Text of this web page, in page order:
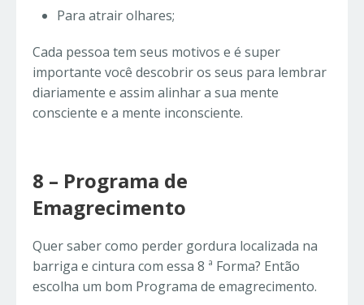
Para atrair olhares;
Cada pessoa tem seus motivos e é super
importante você descobrir os seus para lembrar
diariamente e assim alinhar a sua mente
consciente e a mente inconsciente.
8 – Programa de
Emagrecimento
Quer sabercomo perder gordura localizada na
barriga e cintura com essa 8 ª Forma? Então
escolha um bom Programa de emagrecimento.